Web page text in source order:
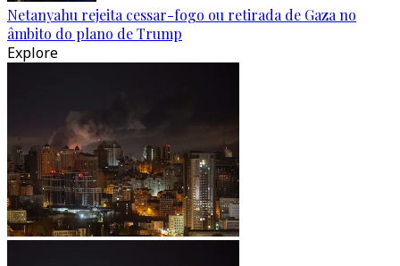
Netanyahu rejeita cessar-fogo ou retirada de Gaza no
âmbito do plano de Trump
Explore